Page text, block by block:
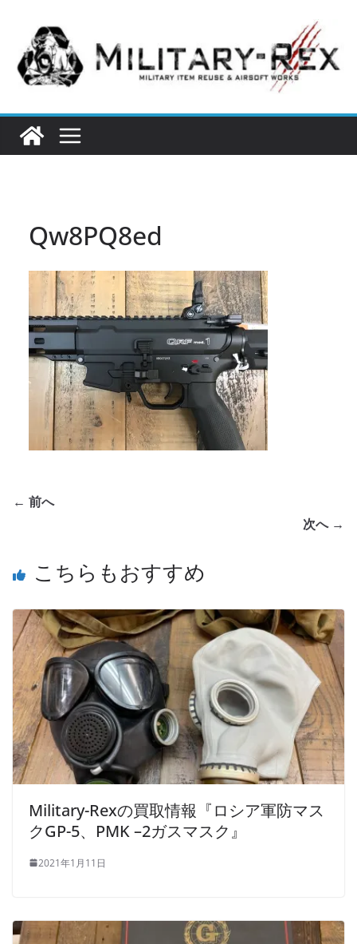
へ
Qw8PQ8ed
← 前へ
次へ →
こちらもおすすめ
Military-Rexの買取情報『ロシア軍防マス
クGP-5、PMK –2ガスマスク』
2021年1月11日